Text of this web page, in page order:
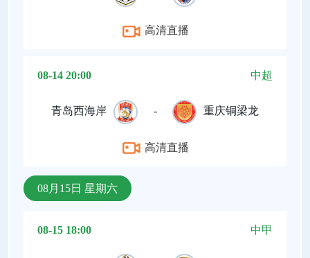
高清直播
08-14 20:00 中超
青岛西海岸 - 重庆铜梁龙
高清直播
08月15日 星期六
08-15 18:00 中甲